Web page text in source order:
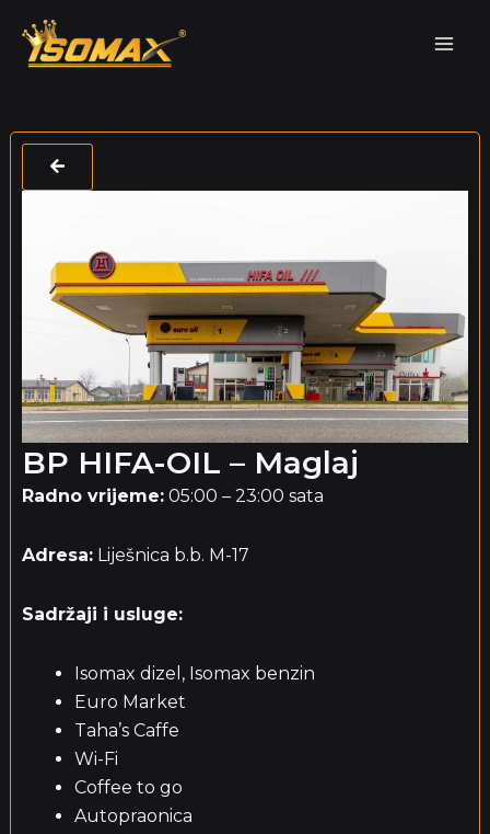
content
BP HIFA-OIL – Maglaj
Radno vrijeme:05:00 – 23:00 sata
Adresa:Liješnica b.b. M-17
Sadržaji i usluge:
Isomax dizel, Isomax benzin
Euro Market
Taha’s Caffe
Wi-Fi
Coffee to go
Autopraonica